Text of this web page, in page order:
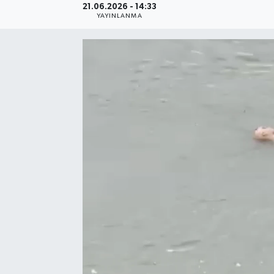
21.06.2026 - 14:33
YAYINLANMA